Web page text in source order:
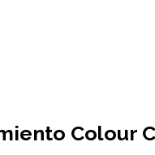
Colour